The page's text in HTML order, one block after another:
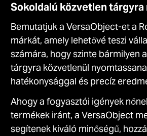
Sokoldalú közvetlen
Bemutatjuk a VersaObject-et a
márkát, amely lehetővé teszi
számára, hogy szinte bármilyen
tárgyra közvetlenül
hatékonysággal és precíz
Ahogy a fogyasztói igények
termékek iránt, a VersaObject
segítenek kiváló minőségű,